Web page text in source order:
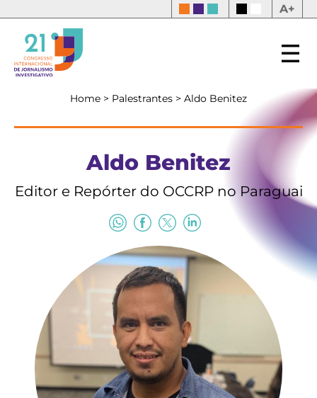
A+
Home > Palestrantes > Aldo Benitez
Aldo Benitez
Editor e Repórter do OCCRP no Paraguai